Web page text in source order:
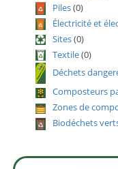
Piles(0)
Électricité et
Sites(0)
Textile(0)
Déchets
Composteurs
Zones de
Biodéchets